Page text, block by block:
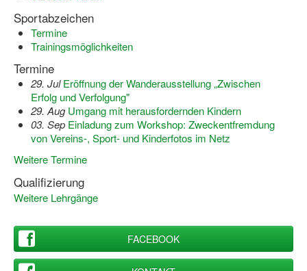
Sportabzeichen
Termine
Trainingsmöglichkeiten
Termine
29. Jul Eröffnung der Wanderausstellung „Zwischen
Erfolg und Verfolgung"
29. Aug Umgang mit herausfordernden Kindern
03. Sep Einladung zum Workshop: Zweckentfremdung
von Vereins-, Sport- und Kinderfotos im Netz
Weitere Termine
Qualifizierung
Weitere Lehrgänge
FACEBOOK